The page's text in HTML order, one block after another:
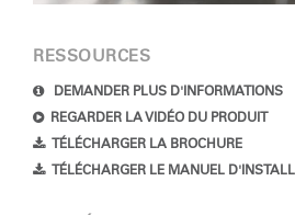
RESSOURCES
DEMANDER PLUS D'INFORMATIONS
REGARDER LA VIDÉO DU PRODUIT
TÉLÉCHARGER LA BROCHURE
TÉLÉCHARGER LE MANUEL